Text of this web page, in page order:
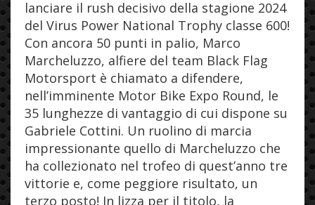
lanciare il rush decisivo della stagione 2024
del Virus Power National Trophy classe 600!
Con ancora 50 punti in palio, Marco
Marcheluzzo, alfiere del team Black Flag
Motorsport è chiamato a difendere,
nell’imminente Motor Bike Expo Round, le
35 lunghezze di vantaggio di cui dispone su
Gabriele Cottini. Un ruolino di marcia
impressionante quello di Marcheluzzo che
ha collezionato nel trofeo di quest’anno tre
vittorie e, come peggiore risultato, un
terzo posto! In lizza per il titolo, la